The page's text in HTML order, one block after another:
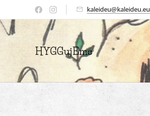
kaleideu@kaleideu.eu
HYGGujEme